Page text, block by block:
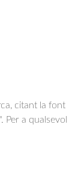
citant la font
Per a qualsevol